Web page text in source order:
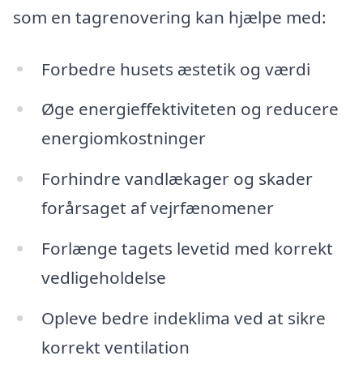
som en tagrenovering kan hjælpe med:
Forbedre husets æstetik og værdi
Øge energieffektiviteten og reducere
energiomkostninger
Forhindre vandlækager og skader
forårsaget af vejrfænomener
Forlænge tagets levetid med korrekt
vedligeholdelse
Opleve bedre indeklima ved at sikre
korrekt ventilation